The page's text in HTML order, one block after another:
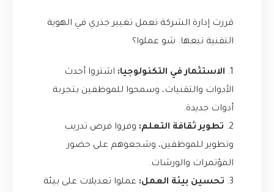
قررت إدارة الشركة تعمل تغيير جذري في الهوية
التقنية تبعها. شو عملوا؟
1. الاستثمار في التكنولوجيا: اشتروا أحدث
الأدوات والتقنيات، وسمحوا للموظفين بتجربة
أدوات جديدة.
2.
تطوير ثقافة التعلم: وفروا فرص تدريب
وتطوير للموظفين، وشجعوهم على حضور
المؤتمرات والورشات.
3.
تحسين بيئة العمل: عملوا تعديلات على بيئة